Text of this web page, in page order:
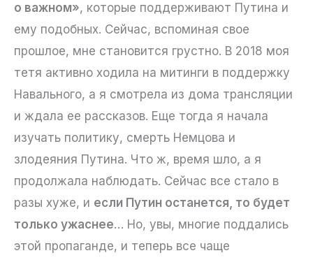
о важном», которые поддерживают Путина и
ему подобных. Сейчас, вспоминая свое
прошлое, мне становится грустно. В 2018 моя
тетя активно ходила на митинги в поддержку
Навального, а я смотрела из дома трансляции
и ждала ее рассказов. Еще тогда я начала
изучать политику, смерть Немцова и
злодеяния Путина. Что ж, время шло, а я
продолжала наблюдать. Сейчас все стало в
разы хуже, и если Путин останется, то будет
только ужаснее… Но, увы, многие поддались
этой пропаганде, и теперь все чаще